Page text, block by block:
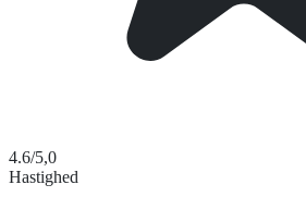
4.6/5,0
Hastighed